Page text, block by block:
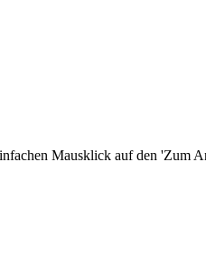
Mausklick auf den 'Zum